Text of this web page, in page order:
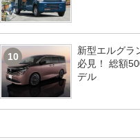
10
新型エルグラ
必見！ 総額
デル